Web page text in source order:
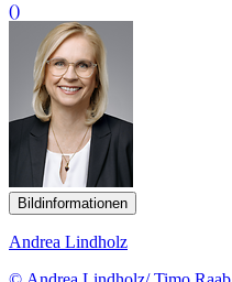
()
Bildinformationen
Andrea Lindholz